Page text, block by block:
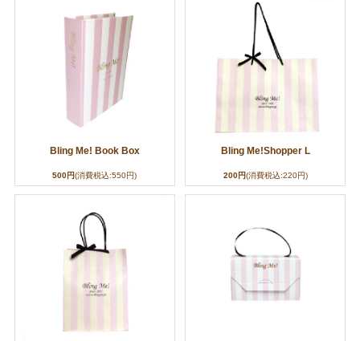
Bling Me! Book Box
500円(消費税込:550円)
Bling Me!Shopper L
200円(消費税込:220円)